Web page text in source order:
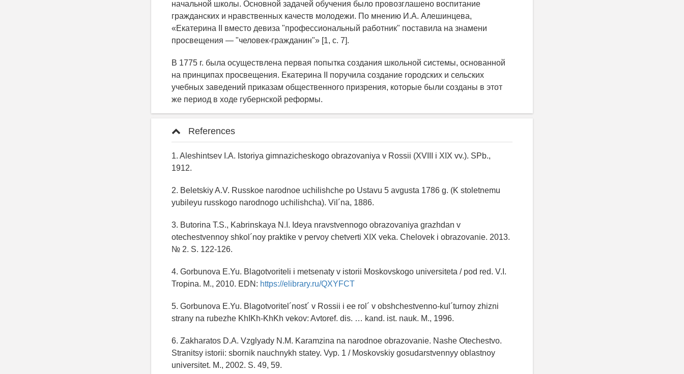
начальной школы. Основной задачей обучения было провозглашено воспитание
гражданских и нравственных качеств молодежи. По мнению И.А. Алешинцева,
«Екатерина II вместо девиза "профессиональный работник" поставила на знамени
просвещения — "человек-гражданин"» [1, с. 7].
В 1775 г. была осуществлена первая попытка создания школьной системы, основанной
на принципах просвещения. Екатерина II поручила создание городских и сельских
учебных заведений приказам общественного призрения, которые были созданы в этот
же период в ходе губернской реформы.
References
1. Aleshintsev I.A. Istoriya gimnazicheskogo obrazovaniya v Rossii (XVIII i XIX vv.). SPb.,
1912.
2. Beletskiy A.V. Russkoe narodnoe uchilishche po Ustavu 5 avgusta 1786 g. (K stoletnemu
yubileyu russkogo narodnogo uchilishcha). Vil´na, 1886.
3. Butorina T.S., Kabrinskaya N.I. Ideya nravstvennogo obrazovaniya grazhdan v
otechestvennoy shkol´noy praktike v pervoy chetverti XIX veka. Chelovek i obrazovanie. 2013.
№ 2. S. 122-126.
4. Gorbunova E.Yu. Blagotvoriteli i metsenaty v istorii Moskovskogo universiteta / pod red. V.I.
Tropina. M., 2010. EDN: https://elibrary.ru/QXYFCT
5. Gorbunova E.Yu. Blagotvoritel´nost´ v Rossii i ee rol´ v obshchestvenno-kul´turnoy zhizni
strany na rubezhe KhIKh-KhKh vekov: Avtoref. dis. … kand. ist. nauk. M., 1996.
6. Zakharatos D.A. Vzglyady N.M. Karamzina na narodnoe obrazovanie. Nashe Otechestvo.
Stranitsy istorii: sbornik nauchnykh statey. Vyp. 1 / Moskovskiy gosudarstvennyy oblastnoy
universitet. M., 2002. S. 49, 59.